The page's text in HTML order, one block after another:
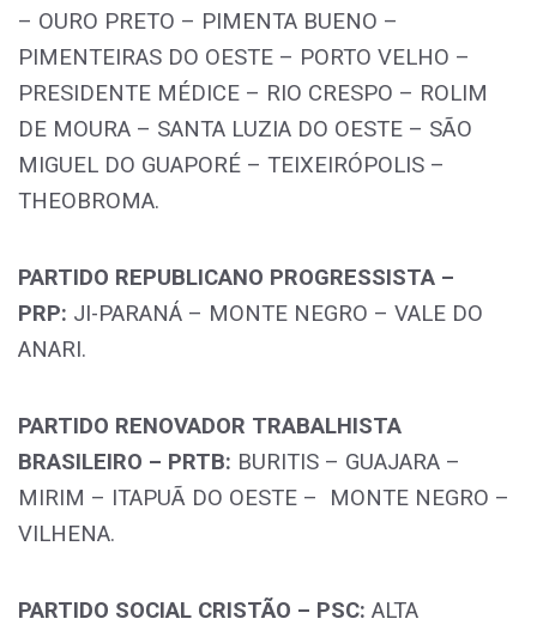
– OURO PRETO – PIMENTA BUENO –
PIMENTEIRAS DO OESTE – PORTO VELHO –
PRESIDENTE MÉDICE – RIO CRESPO – ROLIM
DE MOURA – SANTA LUZIA DO OESTE – SÃO
MIGUEL DO GUAPORÉ – TEIXEIRÓPOLIS –
THEOBROMA.
PARTIDO REPUBLICANO PROGRESSISTA –
PRP: JI-PARANÁ – MONTE NEGRO – VALE DO
ANARI.
PARTIDO RENOVADOR TRABALHISTA
BRASILEIRO – PRTB: BURITIS – GUAJARA –
MIRIM – ITAPUÃ DO OESTE – MONTE NEGRO –
VILHENA.
PARTIDO SOCIAL CRISTÃO – PSC: ALTA